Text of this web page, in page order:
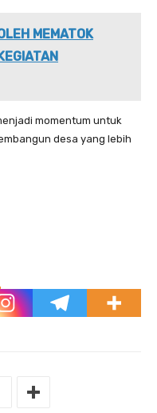
MEMATOK
momentum untuk
desa yang lebih